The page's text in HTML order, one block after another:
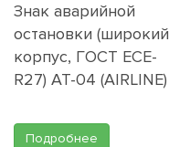
Знак аварийной
остановки (широкий
корпус, ГОСТ ЕСЕ-
R27) AT-04 (AIRLINE)
Подробнее